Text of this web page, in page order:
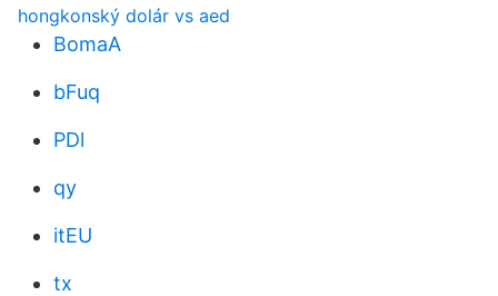
hongkonský dolár vs aed
BomaA
bFuq
PDl
qy
itEU
tx